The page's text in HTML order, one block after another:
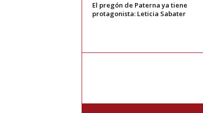
El pregón de Paterna ya tiene
protagonista: Leticia Sabater